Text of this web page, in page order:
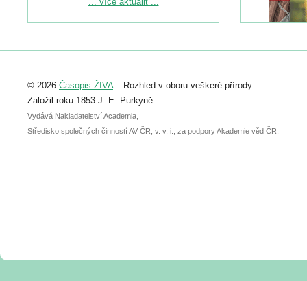
Registrovat se můžete do 6. září.
abstraktu přihlášené přednášky nebo
posteru je už 30. června.
© 2026 Časopis ŽIVA– Rozhled v oboru veškeré přírody.
Založil roku 1853 J. E. Purkyně.
Vydává Nakladatelství Academia,
Středisko společných činností AV ČR, v. v. i., za podpory Akademie věd ČR.